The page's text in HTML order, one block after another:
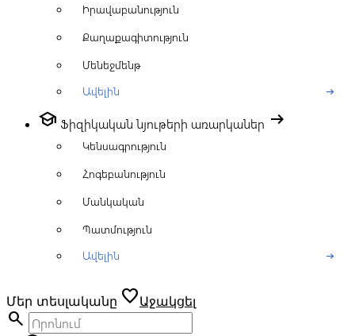
Իրավաբանություն
Քաղաքագիտություն
Մենեջմենթ
Ավելին
arrow_right_alt
school Ֆիզիկական նյութերի առարկաներ arrow_right_alt
Կենսագրություն
Հոգեբանություն
Մանկական
Պատմություն
Ավելին
arrow_right_alt
Մեր տեսլականը favoriteԱջակցել
search